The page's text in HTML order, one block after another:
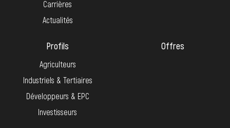
Carrières
Actualités
Profils
Agriculteurs
Industriels & Tertiaires
Développeurs & EPC
Investisseurs
Offres